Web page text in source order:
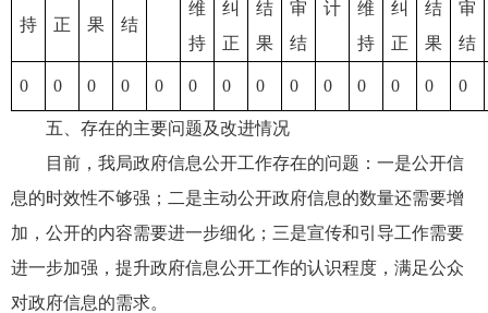
持
正
果
结
维
持
纠
正
结
果
审
结
计
维
持
纠
正
结
果
审
结
0 0 0 0 0 0 0 0 0 0 0 0 0 0
五、存在的主要问题及改进情况
目前，我局政府信息公开工作存在的问题：一是公开信
息的时效性不够强；二是主动公开政府信息的数量还需要增
加，公开的内容需要进一步细化；三是宣传和引导工作需要
进一步加强，提升政府信息公开工作的认识程度，满足公众
对政府信息的需求。